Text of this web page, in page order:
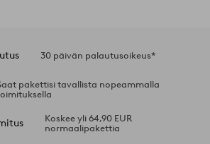
30 päivän palautusoikeus*
pakettisi tavallista nopeammalla
Koskee yli 64,90 EUR
normaalipakettia